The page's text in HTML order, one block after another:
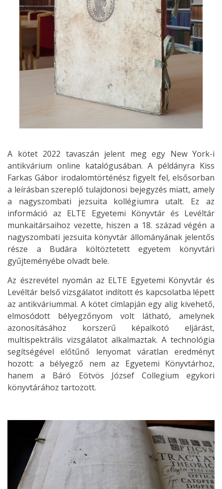
A kötet 2022 tavaszán jelent meg egy New York-i
antikvárium online katalógusában. A példányra Kiss
Farkas Gábor irodalomtörténész figyelt fel, elsősorban
a leírásban szereplő tulajdonosi bejegyzés miatt, amely
a nagyszombati jezsuita kollégiumra utalt. Ez az
információ az ELTE Egyetemi Könyvtár és Levéltár
munkaitársaihoz vezette, hiszen a 18. század végén a
nagyszombati jezsuita könyvtár állományának jelentős
része a Budára költöztetett egyetem könyvtári
gyűjteményébe olvadt bele.
Az észrevétel nyomán az ELTE Egyetemi Könyvtár és
Levéltár belső vizsgálatot indított és kapcsolatba lépett
az antikváriummal. A kötet címlapján egy alig kivehető,
elmosódott bélyegzőnyom volt látható, amelynek
azonosításához korszerű képalkotó eljárást,
multispektrális vizsgálatot alkalmaztak. A technológia
segítségével előtűnő lenyomat váratlan eredményt
hozott: a bélyegző nem az Egyetemi Könyvtárhoz,
hanem a Báró Eötvös József Collegium egykori
könyvtárához tartozott.